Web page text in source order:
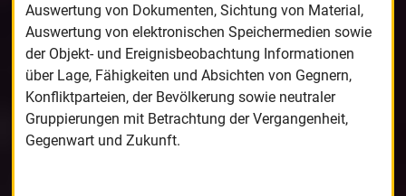
Auswertung von Dokumenten, Sichtung von Material,
Auswertung von elektronischen Speichermedien sowie
der Objekt- und Ereignisbeobachtung Informationen
über Lage, Fähigkeiten und Absichten von Gegnern,
Konfliktparteien, der Bevölkerung sowie neutraler
Gruppierungen mit Betrachtung der Vergangenheit,
Gegenwart und Zukunft.